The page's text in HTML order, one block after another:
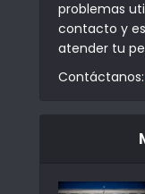
problemas
contacto y
atender tu
Contáctanos: